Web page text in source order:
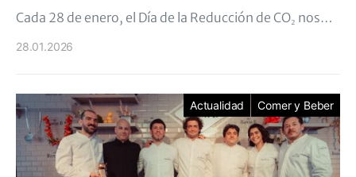
Cada 28 de enero, el Día de la Reducción de CO₂ nos…
28.01.2026
Actualidad Comer y Beber